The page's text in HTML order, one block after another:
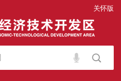
关怀版